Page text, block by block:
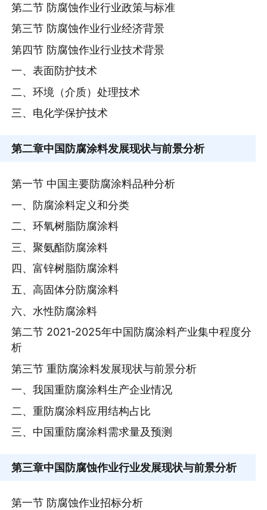
第二节 防腐蚀作业行业政策与标准
第三节 防腐蚀作业行业经济背景
第四节 防腐蚀作业行业技术背景
一、表面防护技术
二、环境（介质）处理技术
三、电化学保护技术
第二章中国防腐涂料发展现状与前景分析
第一节 中国主要防腐涂料品种分析
一、防腐涂料定义和分类
二、环氧树脂防腐涂料
三、聚氨酯防腐涂料
四、富锌树脂防腐涂料
五、高固体分防腐涂料
六、水性防腐涂料
第二节 2021-2025年中国防腐涂料产业集中程度分
析
第三节 重防腐涂料发展现状与前景分析
一、我国重防腐涂料生产企业情况
二、重防腐涂料应用结构占比
三、中国重防腐涂料需求量及预测
第三章中国防腐蚀作业行业发展现状与前景分析
第一节 防腐蚀作业招标分析